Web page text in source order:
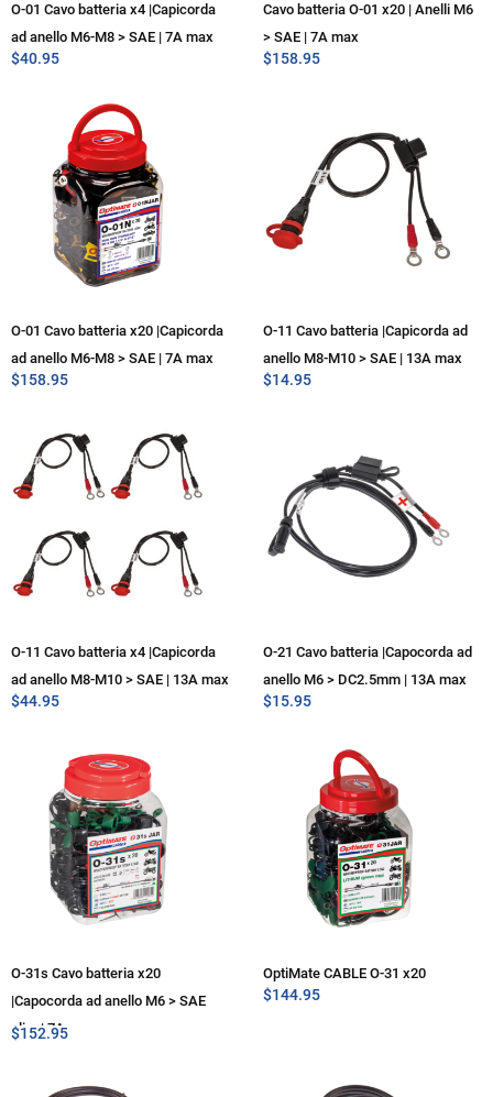
O-01 Cavo batteria x4 |Capicorda
ad anello M6-M8 > SAE | 7A max
$40.95
Cavo batteria O-01 x20 | Anelli M6
> SAE | 7A max
$158.95
O-01 Cavo batteria x20 |Capicorda
ad anello M6-M8 > SAE | 7A max
$158.95
O-11 Cavo batteria |Capicorda ad
anello M8-M10 > SAE | 13A max
$14.95
O-11 Cavo batteria x4 |Capicorda
ad anello M8-M10 > SAE | 13A max
$44.95
O-21 Cavo batteria |Capocorda ad
anello M6 > DC2.5mm | 13A max
$15.95
O-31s Cavo batteria x20
|Capocorda ad anello M6 > SAE
slim | 7A max
$152.95
OptiMate CABLE O-31 x20
$144.95